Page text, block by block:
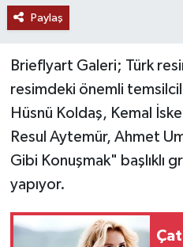
Paylaş
Brieflyart Galeri; Türk
resimdeki önemli
Hüsnü Koldaş, Kemal
Resul Aytemür, Ahmet
Gibi Konuşmak" başlıklı
yapıyor.